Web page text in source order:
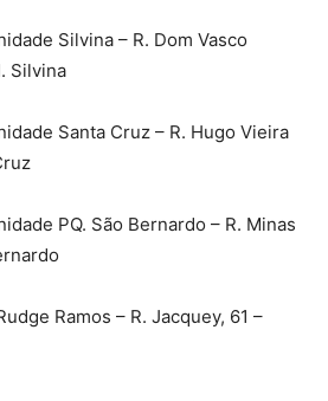
Silvina – R. Dom Vasco
Silvina
Santa Cruz – R. Hugo Vieira
PQ. São Bernardo – R. Minas
Ramos – R. Jacquey, 61 –